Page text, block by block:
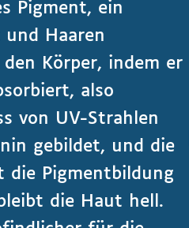
Pigment, ein
Haaren
Körper, indem er
also
von UV-Strahlen
gebildet, und die
Pigmentbildung
die Haut hell.